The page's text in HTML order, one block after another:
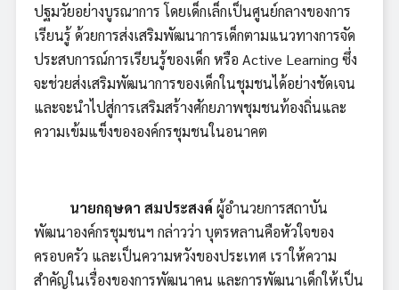
ปฐมวัยอย่างบูรณาการ โดยเด็กเล็กเป็นศูนย์กลางของการ
เรียนรู้ ด้วยการส่งเสริมพัฒนาการเด็กตามแนวทางการจัด
ประสบการณ์การเรียนรู้ของเด็ก หรือ Active Learning ซึ่ง
จะช่วยส่งเสริมพัฒนาการของเด็กในชุมชนได้อย่างชัดเจน
และจะนำไปสู่การเสริมสร้างศักยภาพชุมชนท้องถิ่นและ
ความเข้มแข็งขององค์กรชุมชนในอนาคต
นายกฤษดา สมประสงค์ ผู้อำนวยการสถาบัน
พัฒนาองค์กรชุมชนฯ กล่าวว่า บุตรหลานคือหัวใจของ
ครอบครัว และเป็นความหวังของประเทศ เราให้ความ
สำคัญในเรื่องของการพัฒนาคน และการพัฒนาเด็กให้เป็น